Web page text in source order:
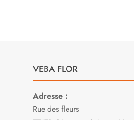
VEBA FLOR
Adresse :
Rue des fleurs